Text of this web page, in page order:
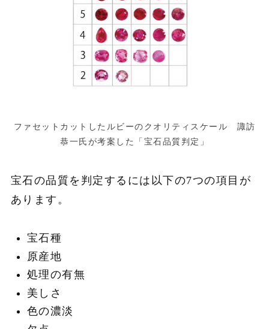
ファセットカットしたルビーのクオリティスケール 諏訪
恭一氏が考案した「宝石品質判定」
宝石の品質を判定するには以下の7つの項目が
あります。
宝石種
原産地
処理の有無
美しさ
色の濃淡